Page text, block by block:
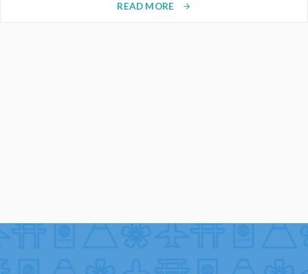
READ MORE arrow_forward